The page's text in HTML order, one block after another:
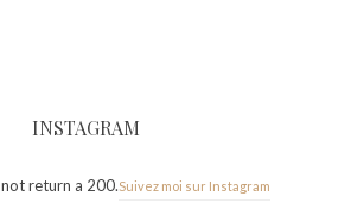
INSTAGRAM
return a 200.Suivez moi sur Instagram